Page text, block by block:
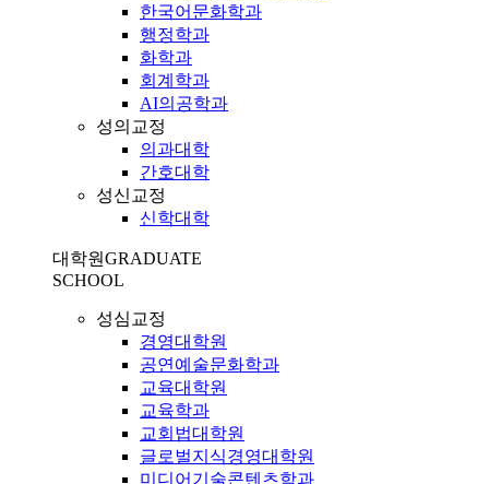
한국어문화학과
행정학과
화학과
회계학과
AI의공학과
성의교정
의과대학
간호대학
성신교정
신학대학
대학원GRADUATE
SCHOOL
성심교정
경영대학원
공연예술문화학과
교육대학원
교육학과
교회법대학원
글로벌지식경영대학원
미디어기술콘텐츠학과